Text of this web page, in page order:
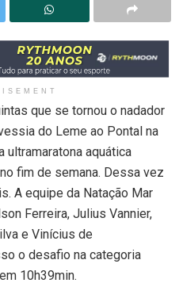
que se tornou o nadador
do Leme ao Pontal na
ultramaratona aquática
fim de semana. Dessa vez
A equipe da Natação Mar
Ferreira, Julius Vannier,
e Vinícius de
o desafio na categoria
10h39min.